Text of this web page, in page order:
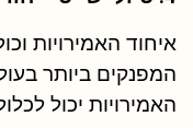
איחוד האמירויות
המפנקים ביותר
האמירויות יכול